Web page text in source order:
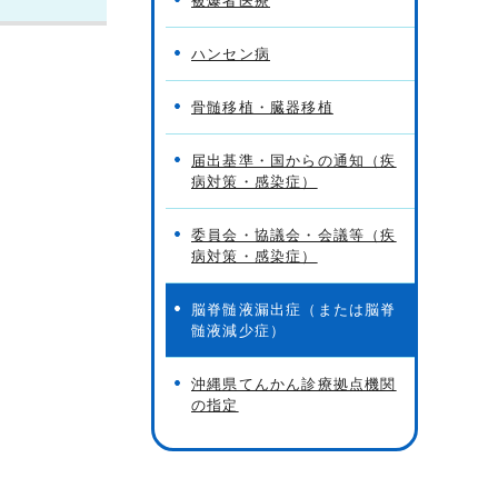
ハンセン病
骨髄移植・臓器移植
届出基準・国からの通知（疾
病対策・感染症）
委員会・協議会・会議等（疾
病対策・感染症）
脳脊髄液漏出症（または脳脊
髄液減少症）
沖縄県てんかん診療拠点機関
の指定